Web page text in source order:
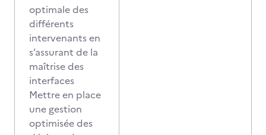
optimale des
différents
intervenants en
s’assurant de la
maîtrise des
interfaces
Mettre en place
une gestion
optimisée des